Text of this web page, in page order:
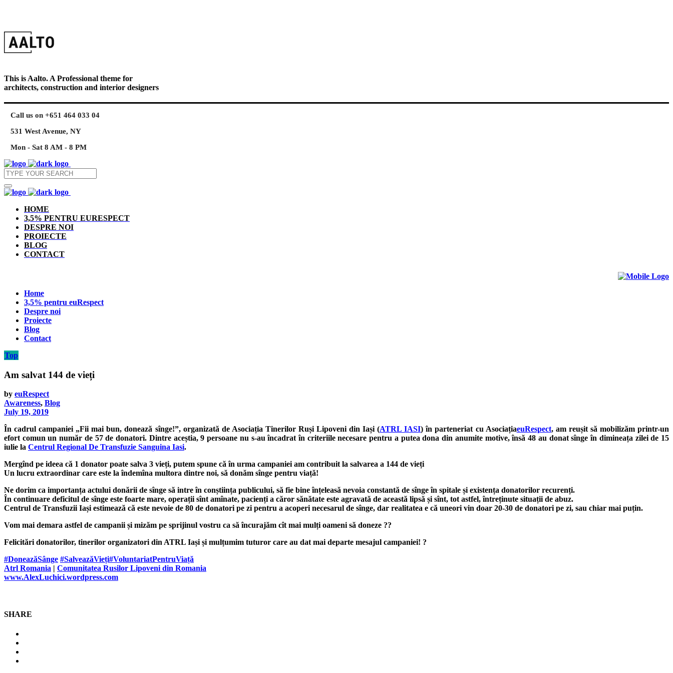
This is Aalto. A Professional theme for
architects, construction and interior designers
Call us on +651 464 033 04
531 West Avenue, NY
Mon - Sat 8 AM - 8 PM
HOME
3,5% PENTRU EURESPECT
DESPRE NOI
PROIECTE
BLOG
CONTACT
Home
3,5% pentru euRespect
Despre noi
Proiecte
Blog
Contact
Top
Am salvat 144 de vieți
by euRespect
Awareness, Blog
July 19, 2019
În cadrul campaniei „Fii mai bun, donează sînge!”, organizată de Asociația Tinerilor Ruși Lipoveni din Iași (ATRL IASI) în parteneriat cu AsociațiaeuRespect, am reușit să mobilizăm printr-un
efort comun un număr de 57 de donatori. Dintre aceștia, 9 persoane nu s-au încadrat în criteriile necesare pentru a putea dona din anumite motive, însă 48 au donat sînge în dimineața zilei de 15
iulie la Centrul Regional De Transfuzie Sanguina Iasi.
Mergînd pe ideea că 1 donator poate salva 3 vieți, putem spune că în urma campaniei am contribuit la salvarea a 144 de vieți
Un lucru extraordinar care este la îndemîna multora dintre noi, să donăm sînge pentru viață!
Ne dorim ca importanța actului donării de sînge să intre în conștiința publicului, să fie bine înțeleasă nevoia constantă de sînge în spitale și existența donatorilor recurenți.
În continuare deficitul de sînge este foarte mare, operații sînt amînate, pacienți a căror sănătate este agravată de această lipsă și sînt, tot astfel, întreținute situații de abuz.
Centrul de Transfuzii Iași estimează că este nevoie de 80 de donatori pe zi pentru a acoperi necesarul de sînge, dar realitatea e că uneori vin doar 20-30 de donatori pe zi, sau chiar mai puțin.
Vom mai demara astfel de campanii și mizăm pe sprijinul vostru ca să încurajăm cît mai mulți oameni să doneze ??
Felicitări donatorilor, tinerilor organizatori din ATRL Iași și mulțumim tuturor care au dat mai departe mesajul campaniei! ?
#DoneazăSânge #SalveazăVieți#VoluntariatPentruViață
Atrl Romania | Comunitatea Rusilor Lipoveni din Romania
www.AlexLuchici.wordpress.com
SHARE